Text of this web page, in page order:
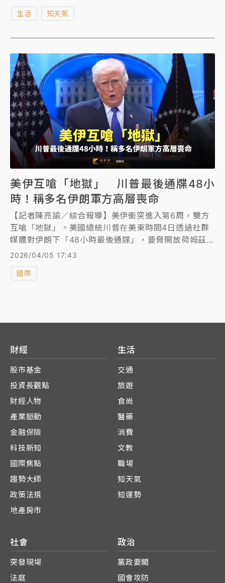
為晴到多雲、溫暖微熱的穩定天氣。
生活 知天氣
美伊互嗆「地獄」 川普最後通牒48小
時！稱多名伊朗軍方高層喪命
【記者陳亮諭／綜合報導】美伊衝突進入第6周，雙方
互嗆「地獄」。美國總統川普在美東時間4日透過社群
媒體對伊朗下「48小時最後通牒」，要脅開放荷姆茲海
峽，否則面臨毀滅性打擊；隨後傳出針對德黑蘭的大規
模攻擊，造成多名伊朗軍方高層喪命。伊朗強硬回應，
並反嗆「地獄之門將為你們敞開」。
2026/04/05 17:43
國際
財經
股市基金
投資長觀點
財經人物
產業脈動
金融保險
科技新知
國際焦點
趨勢大師
政策法規
地產房市
生活
交通
旅遊
食尚
醫藥
消費
文教
職場
知天氣
知運勢
社會
突發現場
法庭
政治
黨政要聞
國會攻防